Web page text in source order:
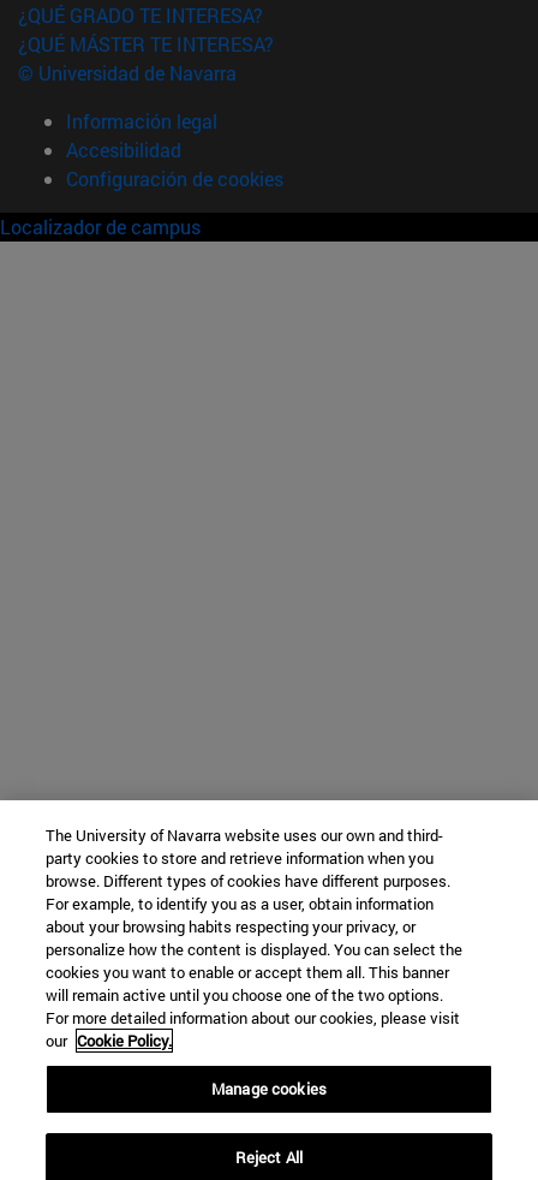
¿QUÉ GRADO TE INTERESA?
¿QUÉ MÁSTER TE INTERESA?
© Universidad de Navarra
Información legal
Accesibilidad
Configuración de cookies
Localizador de campus
The University of Navarra website uses our own and third-
party cookies to store and retrieve information when you
browse. Different types of cookies have different purposes.
For example, to identify you as a user, obtain information
about your browsing habits respecting your privacy, or
personalize how the content is displayed. You can select the
cookies you want to enable or accept them all. This banner
will remain active until you choose one of the two options.
For more detailed information about our cookies, please visit
our Cookie Policy.
Manage cookies
Reject All